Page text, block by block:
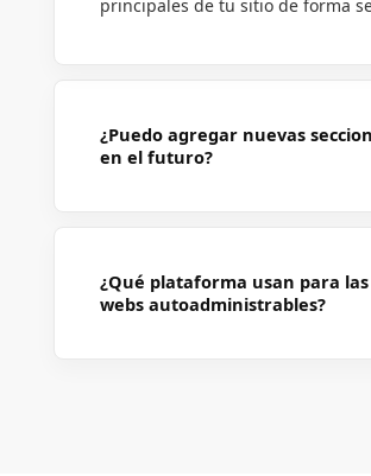
principales de tu sitio de forma
¿Puedo agregar nuevas
en el futuro?
¿Qué plataforma usan para las
webs autoadministrables?